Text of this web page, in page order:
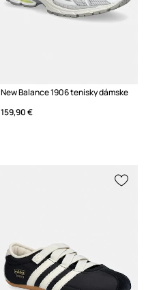
New Balance 1906 tenisky dámske
159,90 €